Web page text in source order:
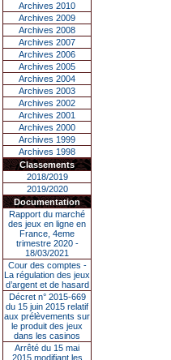
Archives 2010
Archives 2009
Archives 2008
Archives 2007
Archives 2006
Archives 2005
Archives 2004
Archives 2003
Archives 2002
Archives 2001
Archives 2000
Archives 1999
Archives 1998
Classements
2018/2019
2019/2020
Documentation
Rapport du marché
des jeux en ligne en
France, 4eme
trimestre 2020 -
18/03/2021
Cour des comptes -
La régulation des jeux
d’argent et de hasard
Décret n° 2015-669
du 15 juin 2015 relatif
aux prélèvements sur
le produit des jeux
dans les casinos
Arrêté du 15 mai
2015 modifiant les